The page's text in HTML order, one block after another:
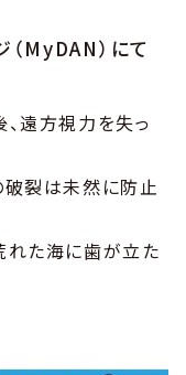
MyDAN）にて
遠方視力を失っ
裂は未然に防止
た海に歯が立た